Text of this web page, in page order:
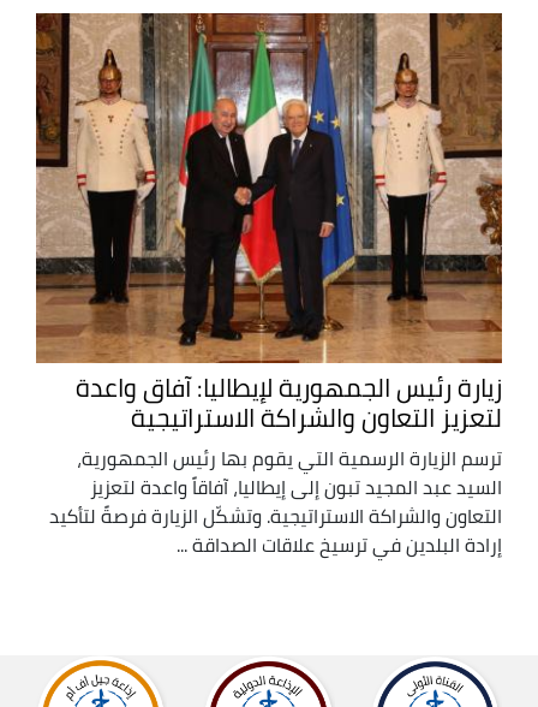
زيارة رئيس الجمهورية لإيطاليا: آفاق واعدة
لتعزيز التعاون والشراكة الاستراتيجية
ترسم الزيارة الرسمية التي يقوم بها رئيس الجمهورية،
السيد عبد المجيد تبون إلى إيطاليا، آفاقاً واعدة لتعزيز
التعاون والشراكة الاستراتيجية. وتشكّل الزيارة فرصةً لتأكيد
إرادة البلدين في ترسيخ علاقات الصداقة ...